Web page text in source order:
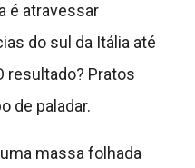
é atravessar
do sul da Itália até
resultado? Pratos
de paladar.
massa folhada